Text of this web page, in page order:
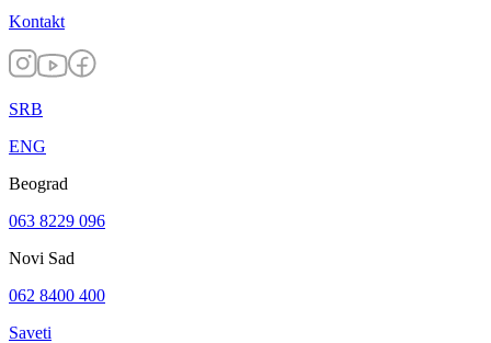
Kontakt
SRB
ENG
Beograd
063 8229 096
Novi Sad
062 8400 400
Saveti